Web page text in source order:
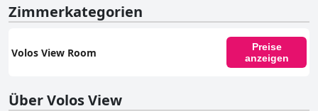
Die Gäste können einen bequemen und erholsamen Schlaf auf großen,
sauberen Betten mit fantastischen Matratzen genießen. Insgesamt
Annehmlichkeiten, die es zu einer außergewöhnlichen und gut
ausgestatteten Unterkunft für einen unvergesslichen Aufenthalt machen.
Zimmerkategorien
Volos View Room
Preise
anzeigen
Über Volos View